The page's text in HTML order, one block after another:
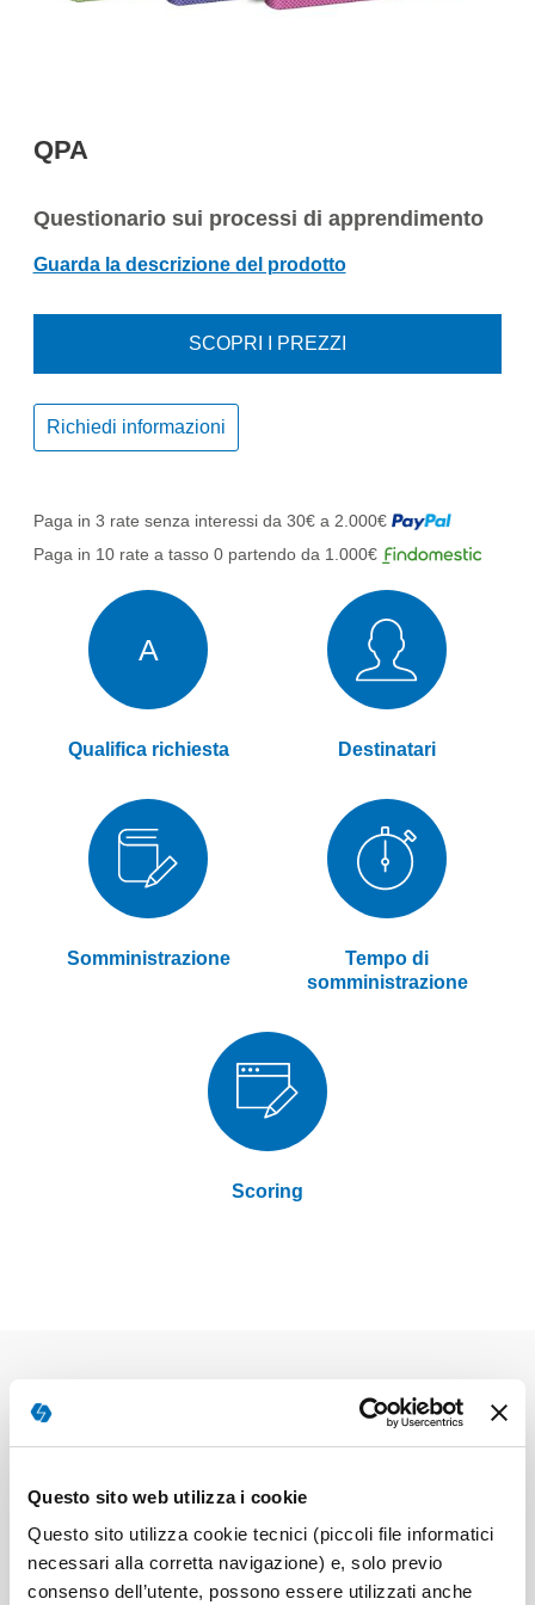
Questo sito web utilizza i cookie
Questo sito utilizza cookie tecnici (piccoli file informatici
necessari alla corretta navigazione) e, solo previo
consenso dell’utente, possono essere utilizzati anche
QPA
Questionario sui processi di apprendimento
Guarda la descrizione del prodotto
SCOPRI I PREZZI
Richiedi informazioni
Paga in 3 rate senza interessi da 30€ a 2.000€
Paga in 10 rate a tasso 0 partendo da 1.000€
A
Qualifica richiesta Destinatari
Somministrazione
Tempo di
somministrazione
Scoring
del QPA-A
Prodotto disponibile